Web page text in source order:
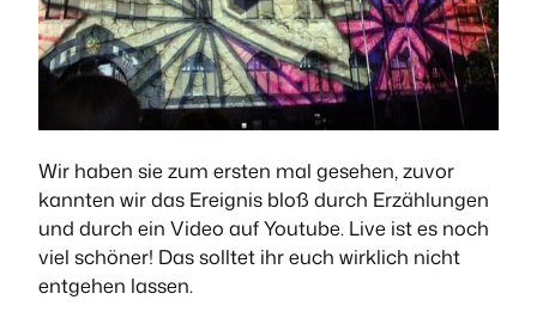
Wir haben sie zum ersten mal gesehen, zuvor
kannten wir das Ereignis bloß durch Erzählungen
und durch ein Video auf Youtube. Live ist es noch
viel schöner! Das solltet ihr euch wirklich nicht
entgehen lassen.